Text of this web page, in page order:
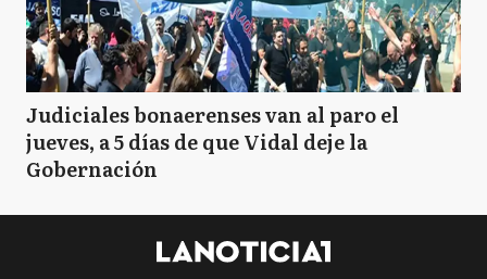
Judiciales bonaerenses van al paro el
jueves, a 5 días de que Vidal deje la
Gobernación